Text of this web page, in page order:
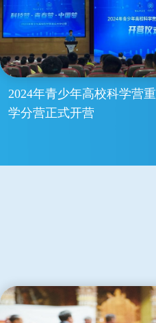
2024年青少年高校科学营
学分营正式开营